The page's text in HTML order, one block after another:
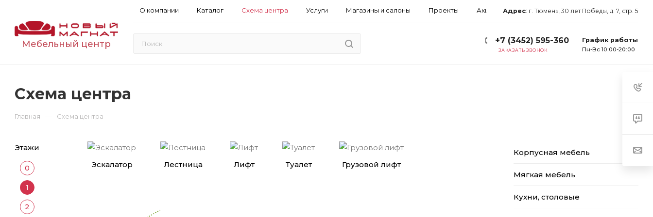
Мебельный центр
О компании Каталог Схема центра Услуги Магазины и салоны Проекты Акции Блог Арендаторам Контакты
Адрес: г. Тюмень, 30 лет Победы, д. 7, стр. 5
График работы
Пн-Вс 10:00-20:00
+7 (3452) 595-360
ЗАКАЗАТЬ ЗВОНОК
Схема центра
Главная — Схема центра
Этажи
0
1
2
Корпусная мебель
Мягкая мебель
Кухни, столовые
Эскалатор Лестница Лифт Туалет Грузовой лифт